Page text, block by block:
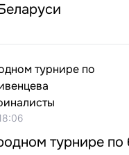
турнире по